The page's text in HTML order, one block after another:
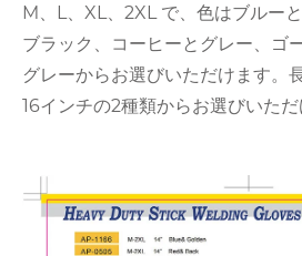
M、L、XL、2XL で、色はブルー
ブラック、コーヒーとグレー、ゴ
グレーからお選びいただけます。
16インチの2種類からお選びいただ